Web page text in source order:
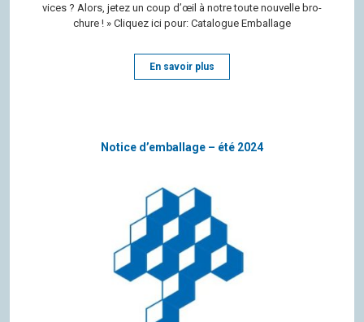
vices ? Alors, jetez un coup d’œil à notre toute nou­velle bro­
chure ! » Cli­quez ici pour: Cata­logue Emballage
En savoir plus
Notice d’emballage – été 2024